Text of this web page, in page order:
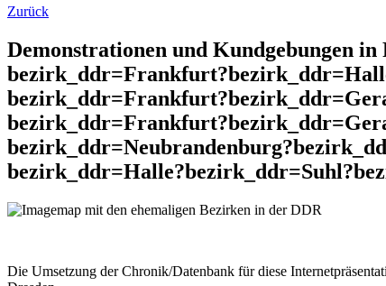
Zurück
Demonstrationen und Kundgebungen
Die Umsetzung der Chronik/Datenbank für diese